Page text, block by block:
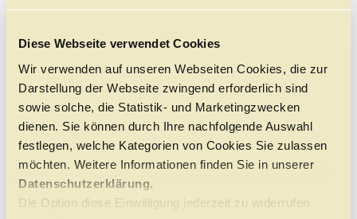
Diese Webseite verwendet Cookies
Wir verwenden auf unseren Webseiten Cookies, die zur
Darstellung der Webseite zwingend erforderlich sind
sowie solche, die Statistik- und Marketingzwecken
dienen. Sie können durch Ihre nachfolgende Auswahl
festlegen, welche Kategorien von Cookies Sie zulassen
möchten. Weitere Informationen finden Sie in unserer
Datenschutzerklärung.
Die Option diese Einwilligung jederzeit zu widerrufen